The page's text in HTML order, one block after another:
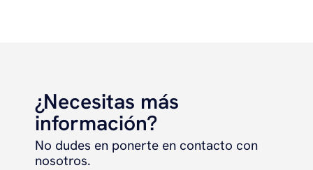
¿Necesitas más
información?
No dudes en ponerte en contacto con
nosotros.